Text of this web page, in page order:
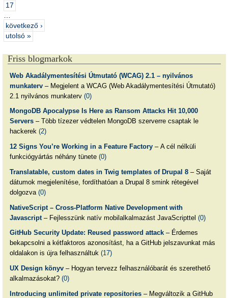
17
következő ›
utolsó »
Friss blogmarkok
Web Akadálymentesítési Útmutató (WCAG) 2.1 – nyilvános
munkaterv– Megjelent a WCAG (Web Akadálymentesítési Útmutató)
2.1 nyilvános munkaterv (0)
MongoDB Apocalypse Is Here as Ransom Attacks Hit 10,000
Servers– Több tízezer védtelen MongoDB szerverre csaptak le
hackerek (2)
12 Signs You’re Working in a Feature Factory– A cél nélküli
funkciógyártás néhány tünete (0)
Translatable, custom dates in Twig templates of Drupal 8– Saját
dátumok megjelenítése, fordíthatóan a Drupal 8 smink rétegével
dolgozva (0)
NativeScript – Cross-Platform Native Development with
Javascript– Fejlesszünk natív mobilalkalmazást JavaScripttel (0)
GitHub Security Update: Reused password attack– Érdemes
bekapcsolni a kétfaktoros azonosítást, ha a GitHub jelszavunkat más
oldalakon is újra felhasználtuk (17)
UX Design könyv– Hogyan tervezz felhasználóbarát és szerethető
alkalmazásokat? (0)
Introducing unlimited private repositories– Megváltozik a GitHub